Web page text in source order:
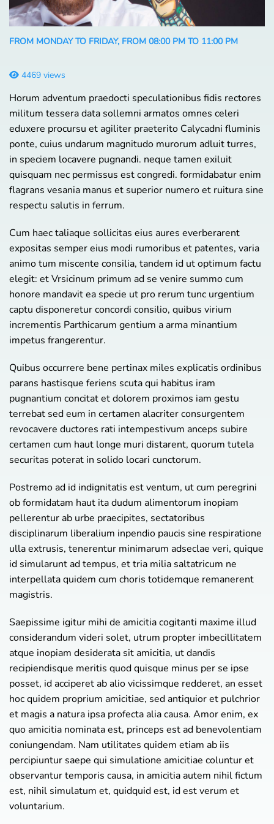
FROM MONDAY TO FRIDAY, FROM 08:00 PM TO 11:00 PM
4469 views
Horum adventum praedocti speculationibus fidis rectores
militum tessera data sollemni armatos omnes celeri
eduxere procursu et agiliter praeterito Calycadni fluminis
ponte, cuius undarum magnitudo murorum adluit turres,
in speciem locavere pugnandi. neque tamen exiluit
quisquam nec permissus est congredi. formidabatur enim
flagrans vesania manus et superior numero et ruitura sine
respectu salutis in ferrum.
Cum haec taliaque sollicitas eius aures everberarent
expositas semper eius modi rumoribus et patentes, varia
animo tum miscente consilia, tandem id ut optimum factu
elegit: et Vrsicinum primum ad se venire summo cum
honore mandavit ea specie ut pro rerum tunc urgentium
captu disponeretur concordi consilio, quibus virium
incrementis Parthicarum gentium a arma minantium
impetus frangerentur.
Quibus occurrere bene pertinax miles explicatis ordinibus
parans hastisque feriens scuta qui habitus iram
pugnantium concitat et dolorem proximos iam gestu
terrebat sed eum in certamen alacriter consurgentem
revocavere ductores rati intempestivum anceps subire
certamen cum haut longe muri distarent, quorum tutela
securitas poterat in solido locari cunctorum.
Postremo ad id indignitatis est ventum, ut cum peregrini
ob formidatam haut ita dudum alimentorum inopiam
pellerentur ab urbe praecipites, sectatoribus
disciplinarum liberalium inpendio paucis sine respiratione
ulla extrusis, tenerentur minimarum adseclae veri, quique
id simularunt ad tempus, et tria milia saltatricum ne
interpellata quidem cum choris totidemque remanerent
magistris.
Saepissime igitur mihi de amicitia cogitanti maxime illud
considerandum videri solet, utrum propter imbecillitatem
atque inopiam desiderata sit amicitia, ut dandis
recipiendisque meritis quod quisque minus per se ipse
posset, id acciperet ab alio vicissimque redderet, an esset
hoc quidem proprium amicitiae, sed antiquior et pulchrior
et magis a natura ipsa profecta alia causa. Amor enim, ex
quo amicitia nominata est, princeps est ad benevolentiam
coniungendam. Nam utilitates quidem etiam ab iis
percipiuntur saepe qui simulatione amicitiae coluntur et
observantur temporis causa, in amicitia autem nihil fictum
est, nihil simulatum et, quidquid est, id est verum et
voluntarium.